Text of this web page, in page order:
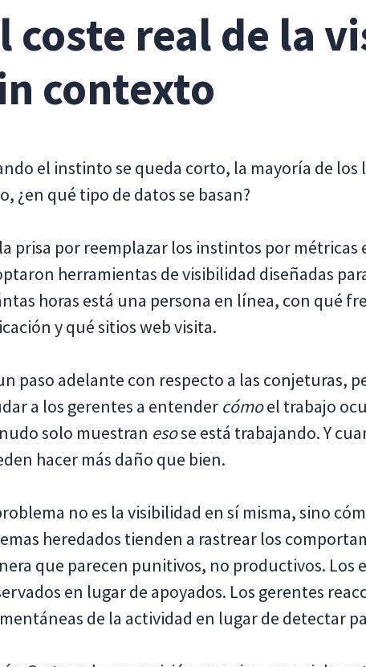
coste real de la
contexto
el instinto se queda corto, la mayoría de los
¿en qué tipo de datos se basan?
prisa por reemplazar los instintos por métricas
herramientas de visibilidad diseñadas
horas está una persona en línea, con qué
y qué sitios web visita.
paso adelante con respecto a las conjeturas,
a los gerentes a entender cómoel trabajo
solo muestran esose está trabajando. Y
hacer más daño que bien.
no es la visibilidad en sí misma, sino
heredados tienden a rastrear los
que parecen punitivos, no productivos. Los
en lugar de apoyados. Los gerentes
de la actividad en lugar de detectar